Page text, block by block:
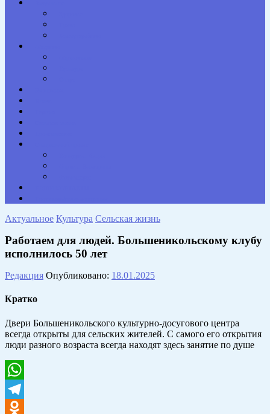
Актуальное Культура Сельская жизнь
Работаем для людей. Большеникольскому клубу
исполнилось 50 лет
Редакция Опубликовано: 18.01.2025
Кратко
Двери Большеникольского культурно-досугового центра
всегда открыты для сельских жителей. С самого его открытия
люди разного возраста всегда находят здесь занятие по душе
WhatsApp
Telegram